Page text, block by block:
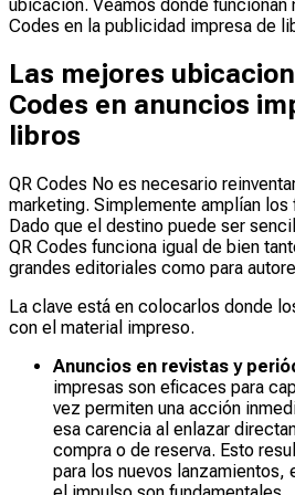
ubicación. Veamos dónde
Codes en la publicidad impresa de
Las mejores
Codes en anuncios
libros
QR Codes No es necesario
marketing. Simplemente amplían
Dado que el destino puede ser
QR Codes funciona igual de bien
grandes editoriales como para
La clave está en colocarlos donde
con el material impreso.
Anuncios en revistas y
impresas son eficaces para
vez permiten una acción
esa carencia al enlazar
compra o de reserva. Esto
para los nuevos lanzamientos,